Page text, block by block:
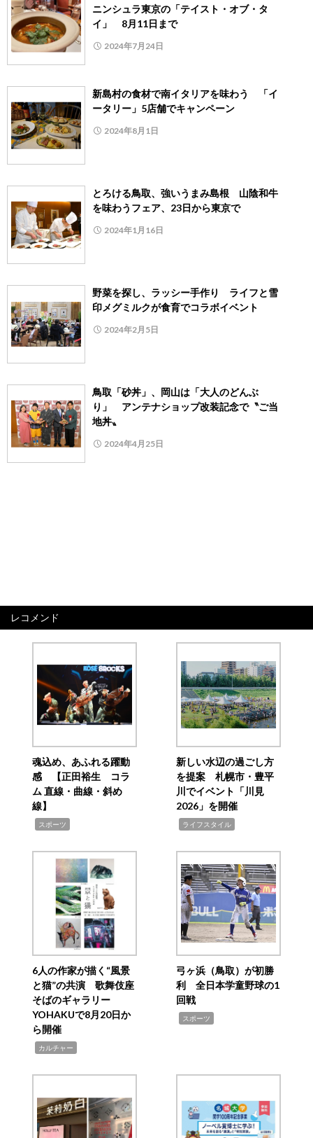
ニンシュラ東京の「テイスト・オブ・タ
イ」 8月11日まで
2024年7月24日
新島村の食材で南イタリアを味わう 「イ
ータリー」5店舗でキャンペーン
2024年8月1日
とろける鳥取、強いうまみ島根 山陰和牛
を味わうフェア、23日から東京で
2024年1月16日
野菜を探し、ラッシー手作り ライフと雪
印メグミルクが食育でコラボイベント
2024年2月5日
鳥取「砂丼」、岡山は「大人のどんぶ
り」 アンテナショップ改装記念で〝ご当
地丼〟
2024年4月25日
レコメンド
魂込め、あふれる躍動
感 【正田裕生 コラ
ム 直線・曲線・斜め
線】
スポーツ
新しい水辺の過ごし方
を提案 札幌市・豊平
川でイベント「川見
2026」を開催
ライフスタイル
6人の作家が描く“風景
と猫”の共演 歌舞伎座
そばのギャラリー
YOHAKUで8月20日か
ら開催
カルチャー
弓ヶ浜（鳥取）が初勝
利 全日本学童野球の1
回戦
スポーツ